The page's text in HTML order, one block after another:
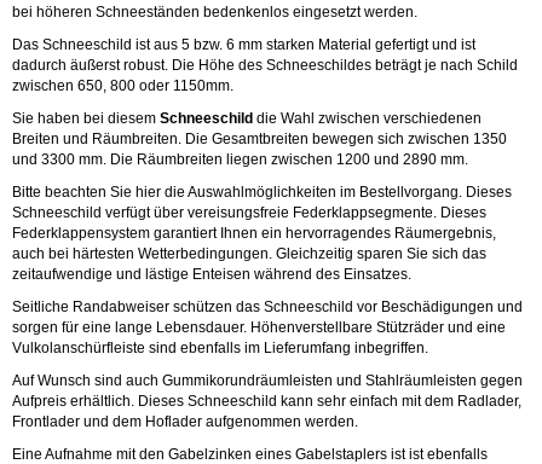
bei höheren Schneeständen bedenkenlos eingesetzt werden.
Das Schneeschild ist aus 5 bzw. 6 mm starken Material gefertigt und ist
dadurch äußerst robust. Die Höhe des Schneeschildes beträgt je nach Schild
zwischen 650, 800 oder 1150mm.
Sie haben bei diesem Schneeschild die Wahl zwischen verschiedenen
Breiten und Räumbreiten. Die Gesamtbreiten bewegen sich zwischen 1350
und 3300 mm. Die Räumbreiten liegen zwischen 1200 und 2890 mm.
Bitte beachten Sie hier die Auswahlmöglichkeiten im Bestellvorgang. Dieses
Schneeschild verfügt über vereisungsfreie Federklappsegmente. Dieses
Federklappensystem garantiert Ihnen ein hervorragendes Räumergebnis,
auch bei härtesten Wetterbedingungen. Gleichzeitig sparen Sie sich das
zeitaufwendige und lästige Enteisen während des Einsatzes.
Seitliche Randabweiser schützen das Schneeschild vor Beschädigungen und
sorgen für eine lange Lebensdauer. Höhenverstellbare Stützräder und eine
Vulkolanschürfleiste sind ebenfalls im Lieferumfang inbegriffen.
Auf Wunsch sind auch Gummikorundräumleisten und Stahlräumleisten gegen
Aufpreis erhältlich. Dieses Schneeschild kann sehr einfach mit dem Radlader,
Frontlader und dem Hoflader aufgenommen werden.
Eine Aufnahme mit den Gabelzinken eines Gabelstaplers ist ist ebenfalls